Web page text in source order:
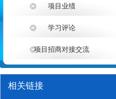
项目业绩
学习评论
项目招商对接交流
相关链接